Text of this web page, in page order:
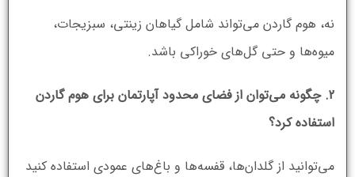
نه، هوم گاردن می‌تواند شامل گیاهان زینتی، سبزیجات،
میوه‌ها و حتی گل‌های خوراکی باشد.
2. چگونه می‌توان از فضای محدود آپارتمان برای هوم گاردن
استفاده کرد؟
می‌توانید از گلدان‌ها، قفسه‌ها و باغ‌های عمودی استفاده کنید